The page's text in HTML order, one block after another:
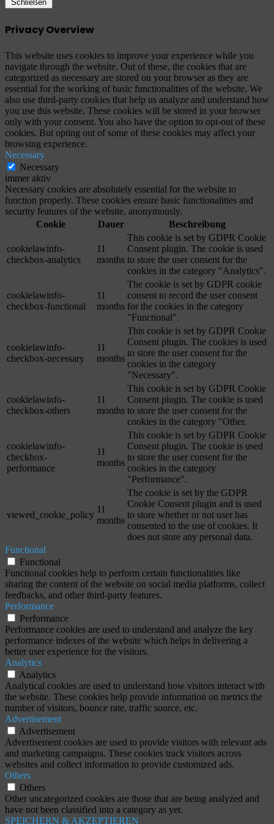
Schließen
Privacy Overview
This website uses cookies to improve your experience while you
navigate through the website. Out of these, the cookies that are
categorized as necessary are stored on your browser as they are
essential for the working of basic functionalities of the website. We
also use third-party cookies that help us analyze and understand how
you use this website. These cookies will be stored in your browser
only with your consent. You also have the option to opt-out of these
cookies. But opting out of some of these cookies may affect your
browsing experience.
Necessary
Necessary
immer aktiv
Necessary cookies are absolutely essential for the website to
function properly. These cookies ensure basic functionalities and
security features of the website, anonymously.
Cookie
Dauer Beschreibung
cookielawinfo-
checkbox-analytics
11
months
This cookie is set by GDPR Cookie
Consent plugin. The cookie is used
to store the user consent for the
cookies in the category "Analytics".
cookielawinfo-
checkbox-functional
11
months
The cookie is set by GDPR cookie
consent to record the user consent
for the cookies in the category
"Functional".
cookielawinfo-
checkbox-necessary
11
months
This cookie is set by GDPR Cookie
Consent plugin. The cookies is used
to store the user consent for the
cookies in the category
"Necessary".
cookielawinfo-
checkbox-others
11
months
This cookie is set by GDPR Cookie
Consent plugin. The cookie is used
to store the user consent for the
cookies in the category "Other.
cookielawinfo-
checkbox-
performance
11
months
This cookie is set by GDPR Cookie
Consent plugin. The cookie is used
to store the user consent for the
cookies in the category
"Performance".
viewed_cookie_policy
11
months
The cookie is set by the GDPR
Cookie Consent plugin and is used
to store whether or not user has
consented to the use of cookies. It
does not store any personal data.
Functional
Functional
Functional cookies help to perform certain functionalities like
sharing the content of the website on social media platforms, collect
feedbacks, and other third-party features.
Performance
Performance
Performance cookies are used to understand and analyze the key
performance indexes of the website which helps in delivering a
better user experience for the visitors.
Analytics
Analytics
Analytical cookies are used to understand how visitors interact with
the website. These cookies help provide information on metrics the
number of visitors, bounce rate, traffic source, etc.
Advertisement
Advertisement
Advertisement cookies are used to provide visitors with relevant ads
and marketing campaigns. These cookies track visitors across
websites and collect information to provide customized ads.
Others
Others
Other uncategorized cookies are those that are being analyzed and
have not been classified into a category as yet.
SPEICHERN & AKZEPTIEREN